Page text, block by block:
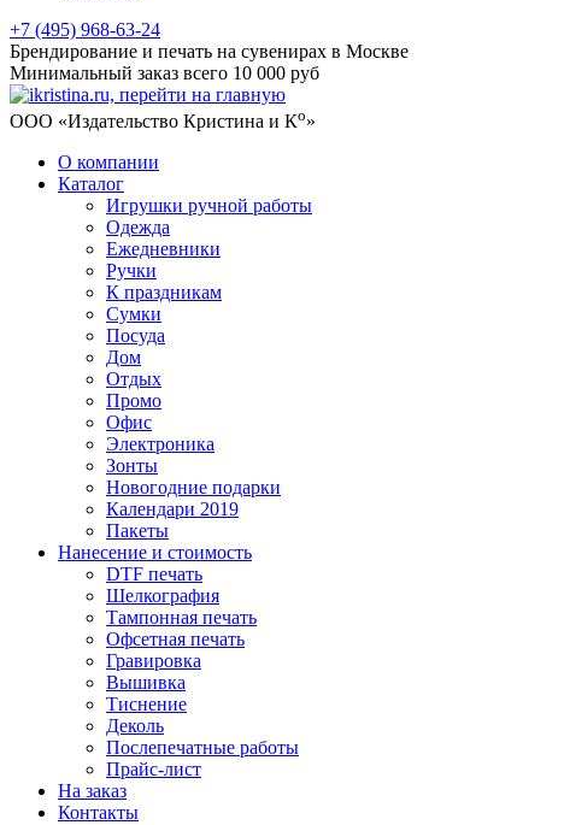
+7 (495) 968-63-24
Брендирование и печать на сувенирах в Москве
Минимальный заказ всего 10 000 руб
ООО «Издательство Кристина и Ко»
О компании
Каталог
Игрушки ручной работы
Одежда
Ежедневники
Ручки
К праздникам
Сумки
Посуда
Дом
Отдых
Промо
Офис
Электроника
Зонты
Новогодние подарки
Календари 2019
Пакеты
Нанесение и стоимость
DTF печать
Шелкография
Тампонная печать
Офсетная печать
Гравировка
Вышивка
Тиснение
Деколь
Послепечатные работы
Прайс-лист
На заказ
Контакты